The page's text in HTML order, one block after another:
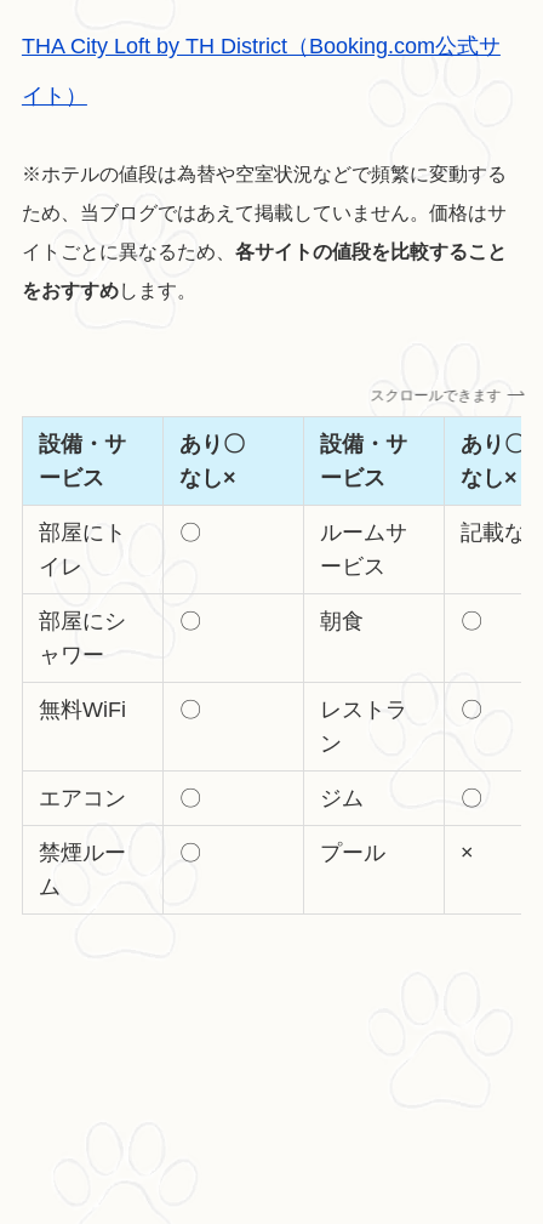
THA City Loft by TH District（Booking.com公式サ
イト）
※ホテルの値段は為替や空室状況などで頻繁に変動する
ため、当ブログではあえて掲載していません。価格はサ
イトごとに異なるため、 各サイトの値段を比較すること
をおすすめします。
スクロールできます
設備・サ
ービス
あり〇
なし×
設備・サ
ービス
あり
なし×
部屋にト
イレ
〇
ルームサ
ービス
記載な
部屋にシ
ャワー
〇 朝食 〇
無料WiFi 〇
レストラ
ン
〇
エアコン 〇 ジム 〇
禁煙ルー
ム
〇 プール ×